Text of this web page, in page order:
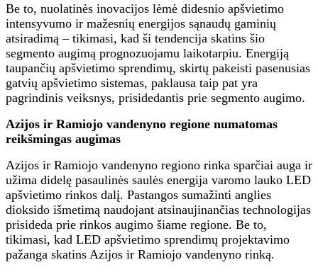
Be to, nuolatinės inovacijos lėmė didesnio apšvietimo
intensyvumo ir mažesnių energijos sąnaudų gaminių
atsiradimą – tikimasi, kad ši tendencija skatins šio
segmento augimą prognozuojamu laikotarpiu. Energiją
taupančių apšvietimo sprendimų, skirtų pakeisti pasenusias
gatvių apšvietimo sistemas, paklausa taip pat yra
pagrindinis veiksnys, prisidedantis prie segmento augimo.
Azijos ir Ramiojo vandenyno regione numatomas
reikšmingas augimas
Azijos ir Ramiojo vandenyno regiono rinka sparčiai auga ir
užima didelę pasaulinės saulės energija varomo lauko LED
apšvietimo rinkos dalį. Pastangos sumažinti anglies
dioksido išmetimą naudojant atsinaujinančias technologijas
prisideda prie rinkos augimo šiame regione. Be to,
tikimasi, kad LED apšvietimo sprendimų projektavimo
pažanga skatins Azijos ir Ramiojo vandenyno rinką.